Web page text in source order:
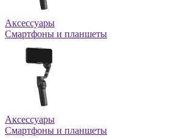
Аксессуары
Смартфоны и планшеты
Аксессуары
Смартфоны и планшеты